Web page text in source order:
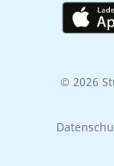
© 2026